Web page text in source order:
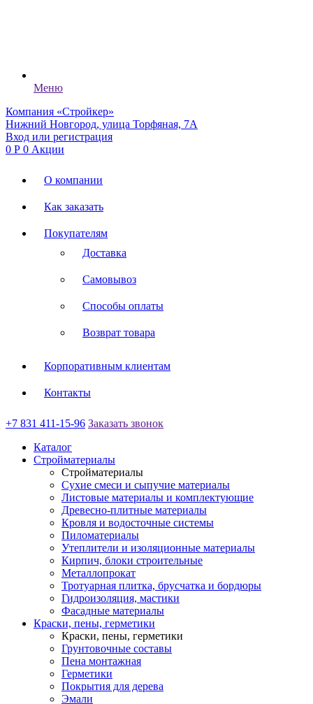
Меню
Компания «Стройкер»
Нижний Новгород, улица Торфяная, 7А
Вход или регистрация
0 Р 0 Акции
О компании
Как заказать
Покупателям
Доставка
Самовывоз
Способы оплаты
Возврат товара
Корпоративным клиентам
Контакты
+7 831 411-15-96 Заказать звонок
Каталог
Стройматериалы
Стройматериалы
Сухие смеси и сыпучие материалы
Листовые материалы и комплектующие
Древесно-плитные материалы
Кровля и водосточные системы
Пиломатериалы
Утеплители и изоляционные материалы
Кирпич, блоки строительные
Металлопрокат
Тротуарная плитка, брусчатка и бордюры
Гидроизоляция, мастики
Фасадные материалы
Краски, пены, герметики
Краски, пены, герметики
Грунтовочные составы
Пена монтажная
Герметики
Покрытия для дерева
Эмали